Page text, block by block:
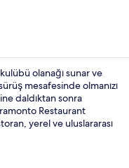
olanağı sunar ve
mesafesinde olmanızı
daldıktan sonra
Restaurant
yerel ve uluslararası
bu lüks otel
Misafirler yardıma